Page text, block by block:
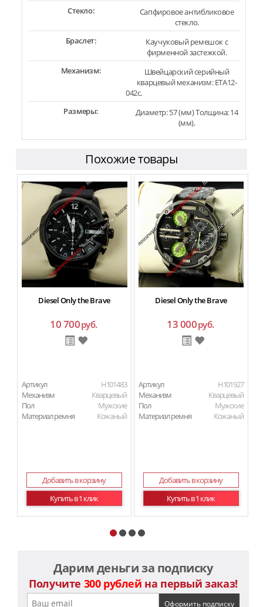
Стекло:
Сапфировое антибликовое
стекло.
Браслет:
Каучуковый ремешок с
фирменной застежкой.
Механизм:
Швейцарский серийный
кварцевый механизм: ETA12-
042c.
Размеры:
Диаметр: 57 (мм) Толщина: 14
(мм).
Похожие товары
Diesel Only the Brave
10 700руб.
Артикул
H101483
Механизм
Кварцевый
Пол
Мужские
Материал ремня
Кожаный
Добавить в корзину
Купить в 1 клик
Diesel Only the Brave
13 000руб.
Артикул
H101927
Механизм
Кварцевый
Пол
Мужские
Материал ремня
Кожаный
Добавить в корзину
Купить в 1 клик
Дарим деньги за подписку
Получите 300 рублей на первый заказ!